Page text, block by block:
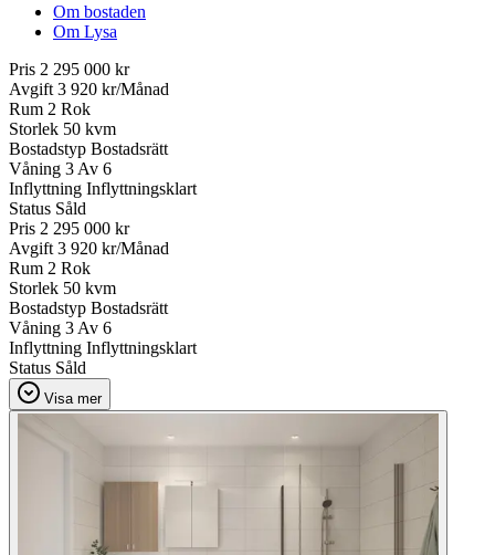
Om bostaden
Om Lysa
Pris 2 295 000 kr
Avgift 3 920 kr/Månad
Rum 2 Rok
Storlek 50 kvm
Bostadstyp Bostadsrätt
Våning 3 Av 6
Inflyttning Inflyttningsklart
Status Såld
Pris 2 295 000 kr
Avgift 3 920 kr/Månad
Rum 2 Rok
Storlek 50 kvm
Bostadstyp Bostadsrätt
Våning 3 Av 6
Inflyttning Inflyttningsklart
Status Såld
Visa mer